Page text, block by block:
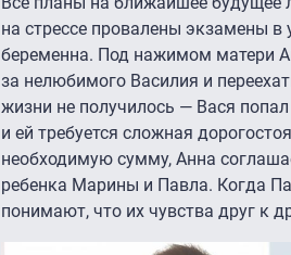
на стрессе провалены экзамены в
беременна. Под нажимом матери
за нелюбимого Василия и
жизни не получилось — Вася
и ей требуется сложная
необходимую сумму, Анна
ребенка Марины и Павла. Когда
понимают, что их чувства друг к